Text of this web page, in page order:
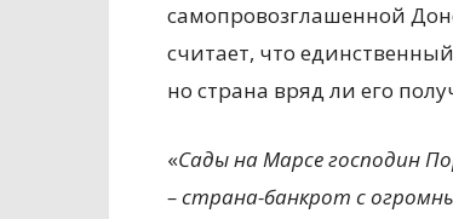
самопровозглашенной
считает, что
но страна вряд ли его
«Сады на Марсе господин
– страна-банкрот с